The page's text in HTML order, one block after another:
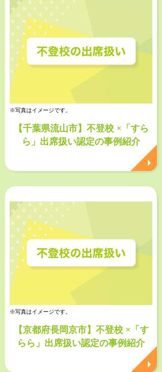
※写真はイメージです。
【千葉県流山市】不登校 ×「すら
ら」出席扱い認定の事例紹介
※写真はイメージです。
【京都府長岡京市】不登校 ×「す
らら」出席扱い認定の事例紹介